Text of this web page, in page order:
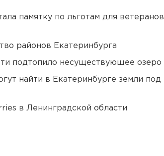
памятку по льготам для ветеранов
районов Екатеринбурга
подтопило несуществующее озеро
найти в Екатеринбурге земли под
в Ленинградской области